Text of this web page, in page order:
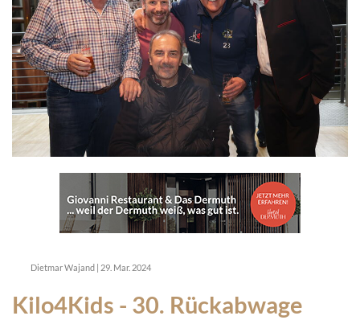
Dietmar Wajand | 29. Mar. 2024
Kilo4Kids - 30. Rückabwage